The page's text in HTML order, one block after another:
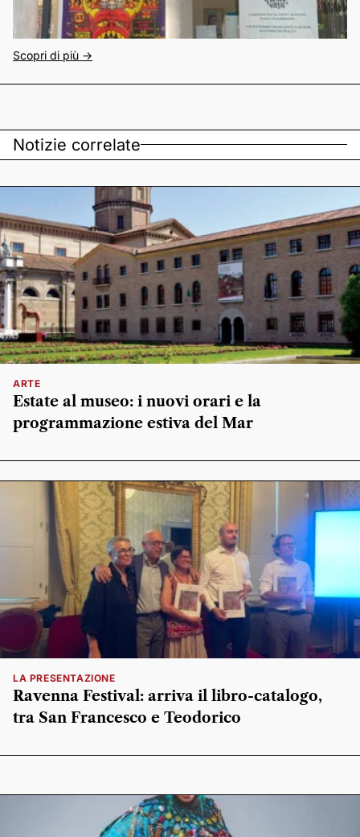
Scopri di più ->
Notizie correlate
ARTE
Estate al museo: i nuovi orari e la
programmazione estiva del Mar
LA PRESENTAZIONE
Ravenna Festival: arriva il libro-catalogo,
tra San Francesco e Teodorico